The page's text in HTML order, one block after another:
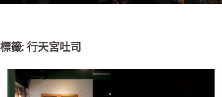
標籤: 行天宮吐司